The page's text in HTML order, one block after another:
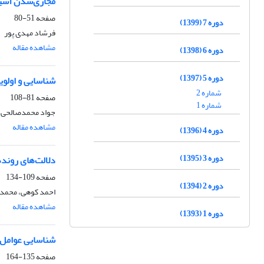
صفحه51-80
فرشاد مهدی پور
مشاهده مقاله
شناسایی و
صفحه81-108
جواد
مشاهده مقاله
دلالت‌های
صفحه109-134
احمد کوهی، محمد
مشاهده مقاله
شناسایی
صفحه135-164
دوره 7 (1399)
دوره 6 (1398)
دوره 5 (1397)
شماره 2
شماره 1
دوره 4 (1396)
دوره 3 (1395)
دوره 2 (1394)
دوره 1 (1393)